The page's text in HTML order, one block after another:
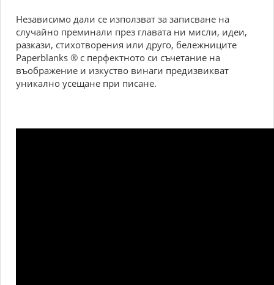
Независимо дали се използват за записване на
случайно преминали през главата ни мисли, идеи,
разкази, стихотворения или друго, бележниците
Paperblanks ® с перфектното си съчетание на
въображение и изкуство винаги предизвикват
уникално усещане при писане.